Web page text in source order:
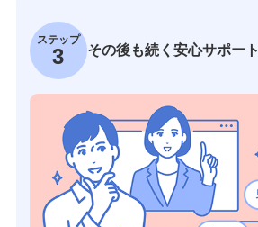
ステップ
3 その後も続く安心サポート